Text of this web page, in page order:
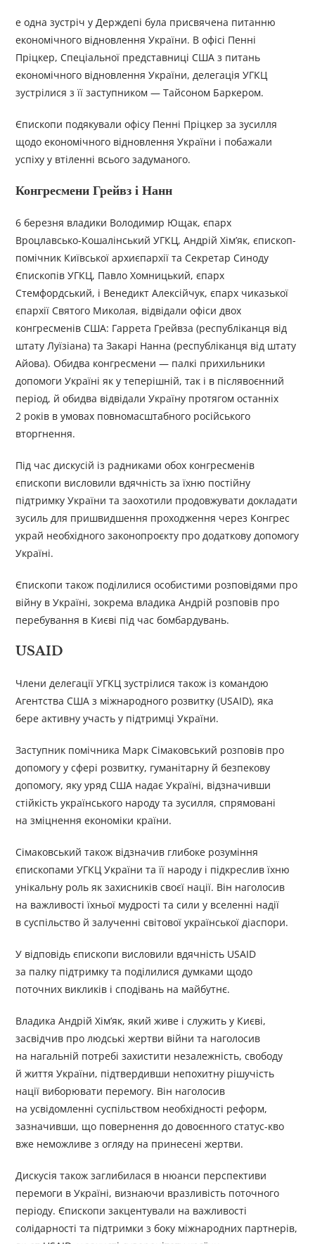
е одна зустріч у Держдепі була присвячена питанню
економічного відновлення України. В офісі Пенні
Пріцкер, Спеціальної представниці США з питань
економічного відновлення України, делегація УГКЦ
зустрілися з її заступником — Тайсоном Баркером.
Єпископи подякували офісу Пенні Пріцкер за зусилля
щодо економiчного відновлення України і побажали
успіху у втіленні всього задуманого.
Конгресмени Грейвз і Нанн
6 березня владики Володимир Ющак, єпарх
Вроцлавсько-Кошалінський УГКЦ, Андрій Хім’як, єпископ-
помічник Київської архиєпархії та Секретар Синоду
Єпископів УГКЦ, Павло Хомницький, єпарх
Стемфордський, і Венедикт Алексійчук, єпарх чиказької
єпархії Святого Миколая, відвідали офіси двох
конгресменів США: Гаррета Грейвза (республіканця від
штату Луїзіана) та Закарі Нанна (республіканця від штату
Айова). Обидва конгресмени — палкі прихильники
допомоги Україні як у теперішній, так і в післявоєнний
період, й обидва відвідали Україну протягом останніх
2 років в умовах повномасштабного російського
вторгнення.
Під час дискусій із радниками обох конгресменів
єпископи висловили вдячність за їхню постійну
підтримку України та заохотили продовжувати докладати
зусиль для пришвидшення проходження через Конгрес
украй необхідного законопроєкту про додаткову допомогу
Україні.
Єпископи також поділилися особистими розповідями про
війну в Україні, зокрема владика Андрій розповів про
перебування в Києві під час бомбардувань.
USAID
Члени делегації УГКЦ зустрілися також із командою
Агентства США з міжнародного розвитку (USAID), яка
бере активну участь у підтримці України.
Заступник помічника Марк Сімаковський розповів про
допомогу у сфері розвитку, гуманітарну й безпекову
допомогу, яку уряд США надає Україні, відзначивши
стійкість українського народу та зусилля, спрямовані
на зміцнення економіки країни.
Сімаковський також відзначив глибоке розуміння
єпископами УГКЦ України та її народу і підкреслив їхню
унікальну роль як захисників своєї нації. Він наголосив
на важливості їхньої мудрості та сили у вселенні надії
в суспільство й залученні світової української діаспори.
У відповідь єпископи висловили вдячність USAID
за палку підтримку та поділилися думками щодо
поточних викликів і сподівань на майбутнє.
Владика Андрій Хім’як, який живе і служить у Києві,
засвідчив про людські жертви війни та наголосив
на нагальній потребі захистити незалежність, свободу
й життя України, підтвердивши непохитну рішучість
нації виборювати перемогу. Він наголосив
на усвідомленні суспільством необхідності реформ,
зазначивши, що повернення до довоєнного статус-кво
вже неможливе з огляду на принесені жертви.
Дискусія також заглибилася в нюанси перспективи
перемоги в Україні, визнаючи вразливість поточного
періоду. Єпископи закцентували на важливості
солідарності та підтримки з боку міжнародних партнерів,